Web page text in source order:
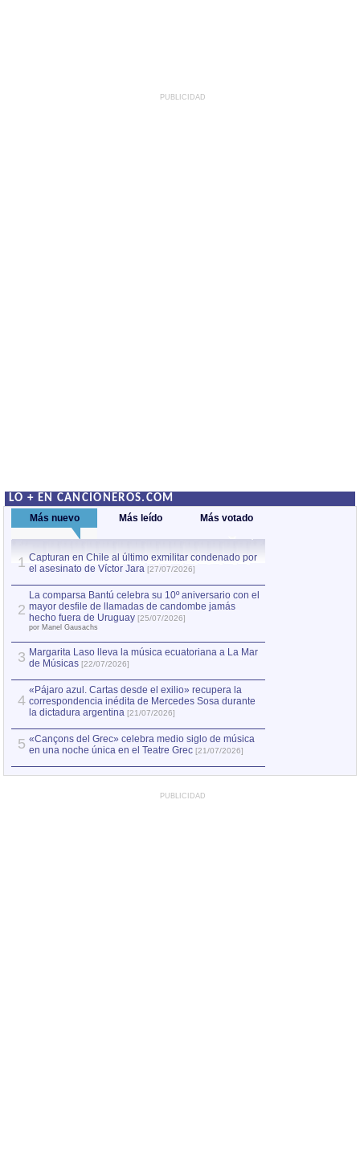
PUBLICIDAD
LO + EN CANCIONEROS.COM
Más nuevo Más leído Más votado
1 Capturan en Chile al último exmilitar condenado por
el asesinato de Víctor Jara [27/07/2026]
2
La comparsa Bantú celebra su 10º aniversario con el
mayor desfile de llamadas de candombe jamás
hecho fuera de Uruguay [25/07/2026]
por Manel Gausachs
3 Margarita Laso lleva la música ecuatoriana a La Mar
de Músicas [22/07/2026]
4
«Pájaro azul. Cartas desde el exilio» recupera la
correspondencia inédita de Mercedes Sosa durante
la dictadura argentina [21/07/2026]
5 «Cançons del Grec» celebra medio siglo de música
en una noche única en el Teatre Grec [21/07/2026]
PUBLICIDAD